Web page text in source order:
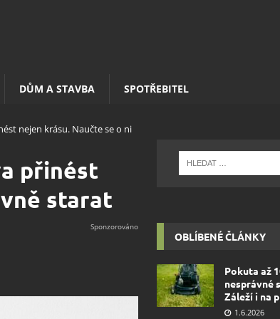
DŮM A STAVBA SPOTŘEBITEL
nejen krásu. Naučte se o ni
přinést
starat
OBLÍBENÉ ČLÁNKY
Pokuta až
nesprávné
Záleží i na
1.6.2026